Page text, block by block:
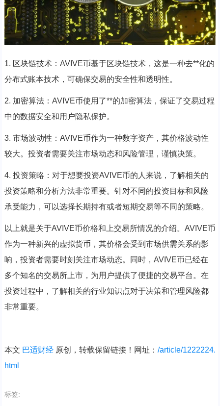
1. 区块链技术：AVIVE币基于区块链技术，这是一种去**化的
分布式账本技术，可确保交易的安全性和透明性。
2. 加密算法：AVIVE币使用了**的加密算法，保证了交易过程
中的数据安全和用户隐私保护。
3. 市场波动性：AVIVE币作为一种数字资产，其价格波动性
较大。投资者需要关注市场动态和风险管理，谨慎决策。
4. 投资策略：对于想要投资AVIVE币的人来说，了解相关的
投资策略和分析方法非常重要。针对不同的投资目标和风险
承受能力，可以选择长期持有或者短期交易等不同的策略。
以上就是关于AVIVE币价格和上交易所情况的介绍。AVIVE币
作为一种新兴的虚拟货币，其价格会受到市场供需关系的影
响，投资者需要时刻关注市场动态。同时，AVIVE币已经在
多个知名的交易所上市，为用户提供了便捷的交易平台。在
投资过程中，了解相关的行业知识点对于决策和管理风险都
非常重要。
本文 巴适财经原创，转载保留链接！网址： /article/1222224.
html
标签: